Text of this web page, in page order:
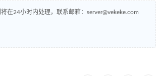
在24小时内处理，联系邮箱： server@vekeke.com